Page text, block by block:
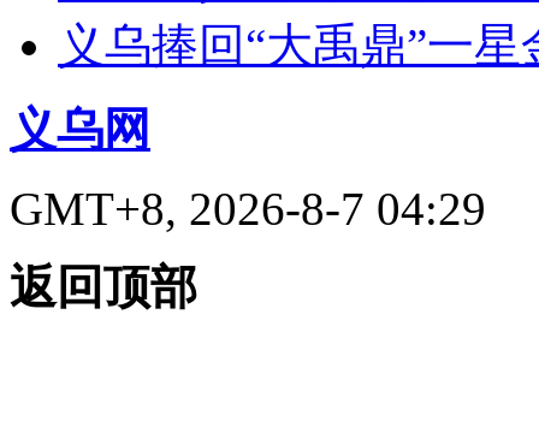
义乌捧回“大禹鼎”一星
义乌网
GMT+8, 2026-8-7 04:29
返回顶部